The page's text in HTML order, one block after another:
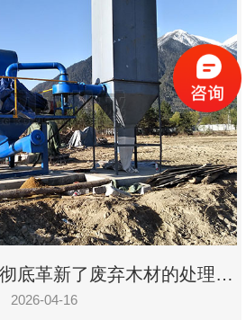
底革新了废弃木材的处理模
式
2026-04-16